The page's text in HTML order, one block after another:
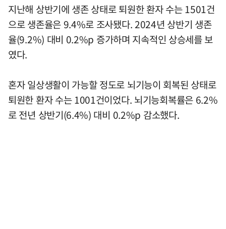
지난해 상반기에 생존 상태로 퇴원한 환자 수는 1501건
으로 생존율은 9.4%로 조사됐다. 2024년 상반기 생존
율(9.2%) 대비 0.2%p 증가하며 지속적인 상승세를 보
였다.
혼자 일상생활이 가능할 정도로 뇌기능이 회복된 상태로
퇴원한 환자 수는 1001건이었다. 뇌기능회복률은 6.2%
로 전년 상반기(6.4%) 대비 0.2%p 감소했다.